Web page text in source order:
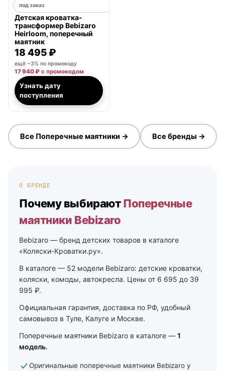
под заказ
Детская кроватка-
трансформер Bebizaro
Heirloom, поперечный
маятник
18 495 ₽
ещё −3% по промокоду
17 940 ₽ с промокодом
Узнать дату
поступления
Все Поперечные маятники → Все бренды →
О БРЕНДЕ
Почему выбираютПоперечные
маятники Bebizaro
Bebizaro — бренд детских товаров в каталоге
«Коляски-Кроватки.ру».
В каталоге — 52 модели Bebizaro: детские кроватки,
коляски, комоды, автокресла. Цены от 6 695 до 39
995 ₽.
Официальная гарантия, доставка по РФ, удобный
самовывоз в Туле, Калуге и Москве.
Поперечные маятники Bebizaro в каталоге — 1
модель.
Оригинальные поперечные маятники Bebizaro у